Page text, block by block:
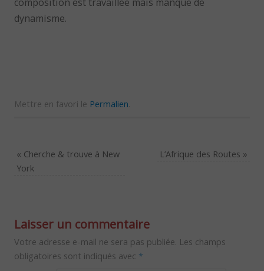
dynamisme.
Mettre en favori le Permalien.
« Cherche & trouve à New
York
L’Afrique des Routes »
Laisser un commentaire
Votre adresse e-mail ne sera pas publiée. Les champs
obligatoires sont indiqués avec *